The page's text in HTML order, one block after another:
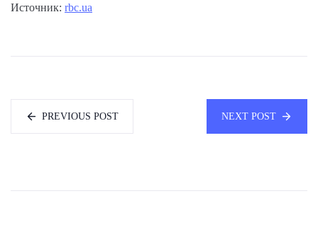
Источник: rbc.ua
PREVIOUS POST NEXT POST